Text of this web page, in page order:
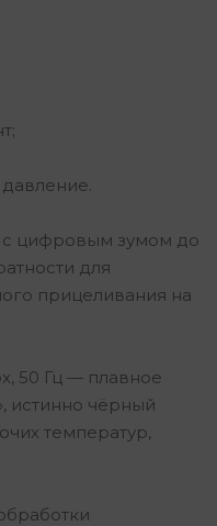
с цифровым зумом до
для
прицеливания на
50 Гц — плавное
истинно чёрный
температур,